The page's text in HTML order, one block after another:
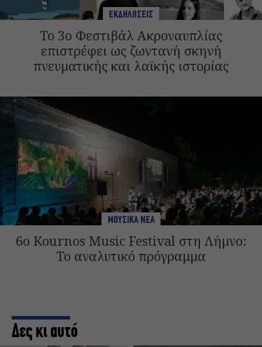
ΕΚΔΗΛΩΣΕΙΣ
Το 3ο Φεστιβάλ Ακροναυπλίας
επιστρέφει ως ζωντανή σκηνή
πνευματικής και λαϊκής ιστορίας
ΜΟΥΣΙΚΑ ΝΕΑ
6ο Kournos Music Festival στη Λήμνο:
Το αναλυτικό πρόγραμμα
Δες κι αυτό